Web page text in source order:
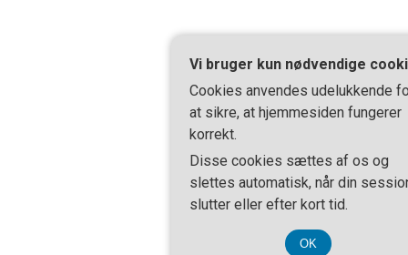
Vi bruger kun nødvendige
Cookies anvendes udelukkende
at sikre, at hjemmesiden fungerer
korrekt.
Disse cookies sættes af os og
slettes automatisk, når din
slutter eller efter kort tid.
OK